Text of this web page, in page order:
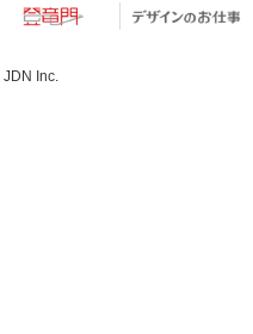
JDN Inc.